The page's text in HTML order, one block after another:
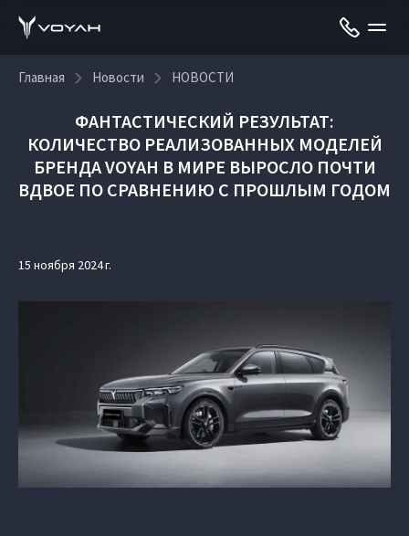
Главная Новости НОВОСТИ
ФАНТАСТИЧЕСКИЙ РЕЗУЛЬТАТ:
КОЛИЧЕСТВО РЕАЛИЗОВАННЫХ МОДЕЛЕЙ
БРЕНДА VOYAH В МИРЕ ВЫРОСЛО ПОЧТИ
ВДВОЕ ПО СРАВНЕНИЮ С ПРОШЛЫМ ГОДОМ
15 ноября 2024 г.